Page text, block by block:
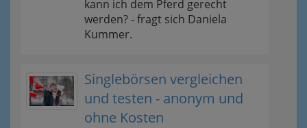
kann ich dem Pferd gerecht
werden? - fragt sich Daniela
Kummer.
Singlebörsen vergleichen
und testen - anonym und
ohne Kosten